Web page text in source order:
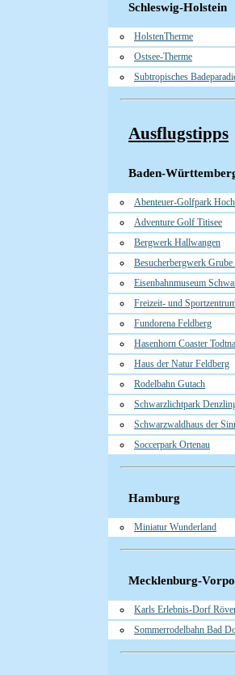
Schleswig-Holstein
HolstenTherme
Ostsee-Therme
Subtropisches
Ausflugstipps
Baden-
Abenteuer-Golfpark
Adventure Golf Titisee
Bergwerk Hallwangen
Besucherbergwerk Grube
Eisenbahnmuseum
Freizeit- und
Fundorena Feldberg
Hasenhorn Coaster
Haus der Natur Feldberg
Rodelbahn Gutach
Schwarzlichtpark
Schwarzwaldhaus der
Soccerpark Ortenau
Hamburg
Miniatur Wunderland
Mecklenburg-
Karls Erlebnis-Dorf
Sommerrodelbahn Bad